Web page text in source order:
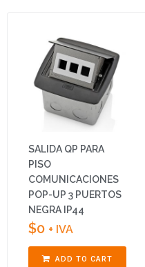
SALIDA QP PARA
PISO
COMUNICACIONES
POP-UP 3 PUERTOS
NEGRA IP44
$0 + IVA
ADD TO CART